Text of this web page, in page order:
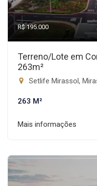
R$ 195.000
Terreno/Lote em
263m²
Setlife Mirassol,
263 M²
Mais informações